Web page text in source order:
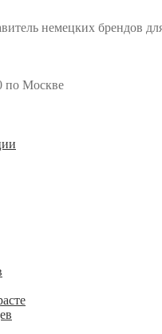
немецких брендов
по Москве